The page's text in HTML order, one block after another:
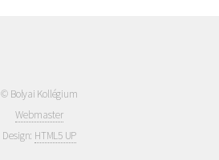
© Bolyai Kollégium
Webmaster
Design: HTML5 UP